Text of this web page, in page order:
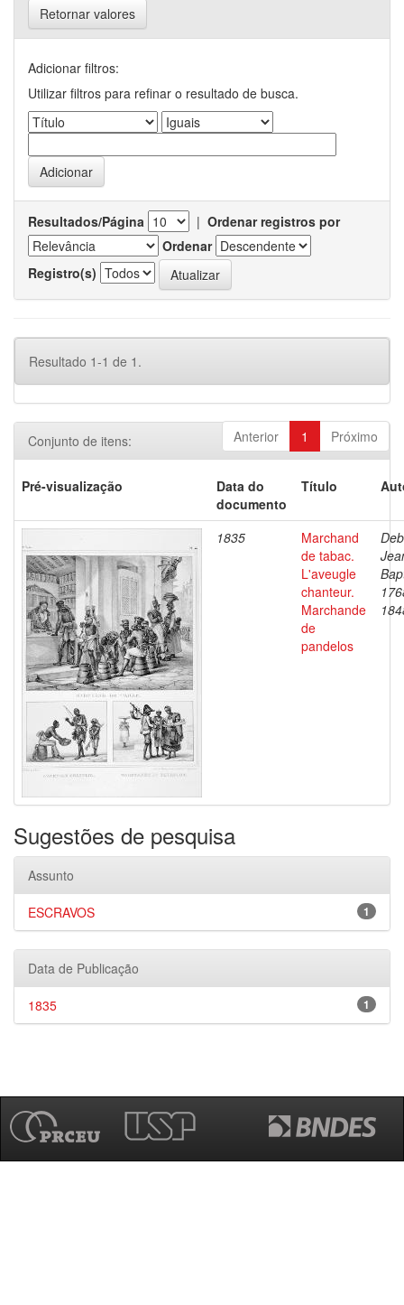
Retornar valores
Adicionar filtros:
Utilizar filtros para refinar o resultado de busca.
Resultados/Página | Ordenar registros por
Ordenar
Registro(s)
Resultado 1-1 de 1.
Anterior 1 Próximo
Conjunto de itens:
Pré-visualização
Data do
documento
Título
1835
Marchand
de tabac.
L'aveugle
chanteur.
Marchande
de
pandelos
Sugestões de pesquisa
Assunto
1
ESCRAVOS
Data de Publicação
1
1835